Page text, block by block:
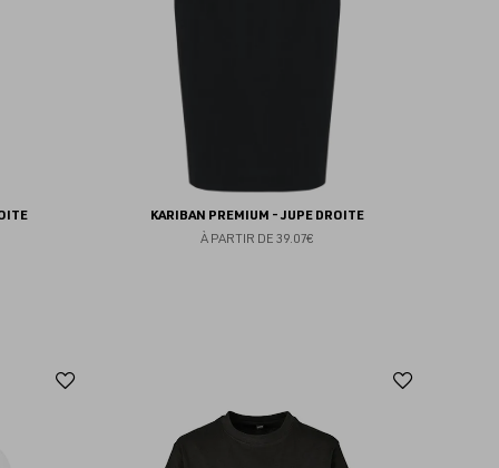
KARIBAN PREMIUM - JUPE DROITE
À PARTIR DE 39.07€